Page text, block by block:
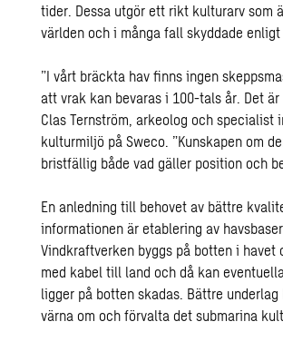
tider. Dessa utgör ett rikt kulturarv som
världen och i många fall skyddade enligt
”I vårt bräckta hav finns ingen
att vrak kan bevaras i 100-tals år. Det är
Clas Ternström, arkeolog och specialist
kulturmiljö på Sweco. ”Kunskapen om
bristfällig både vad gäller position och
En anledning till behovet av bättre
informationen är etablering av
Vindkraftverken byggs på botten i havet
med kabel till land och då kan
ligger på botten skadas. Bättre
värna om och förvalta det submarina